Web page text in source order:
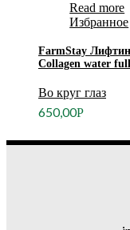
Read more
Избранное
FarmStay
Collagen water
Во круг глаз
650,00Р